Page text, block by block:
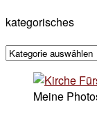
kategorisches
kategorisches
Meine